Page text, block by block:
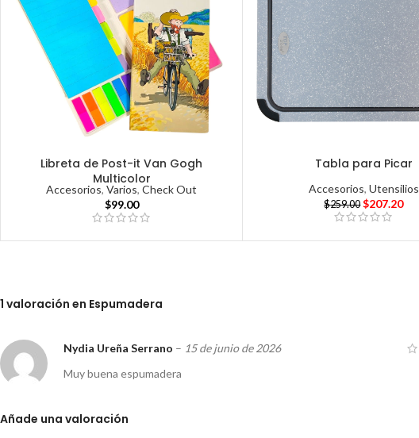
Libreta de Post-it Van Gogh
Multicolor
Accesorios,Varios,Check Out
$99.00
Tabla para Picar
Accesorios, Utensilios
$259.00 $207.20
1 valoración en Espumadera
Nydia Ureña Serrano – 15 de junio de 2026
Muy buena espumadera
Añade una valoración